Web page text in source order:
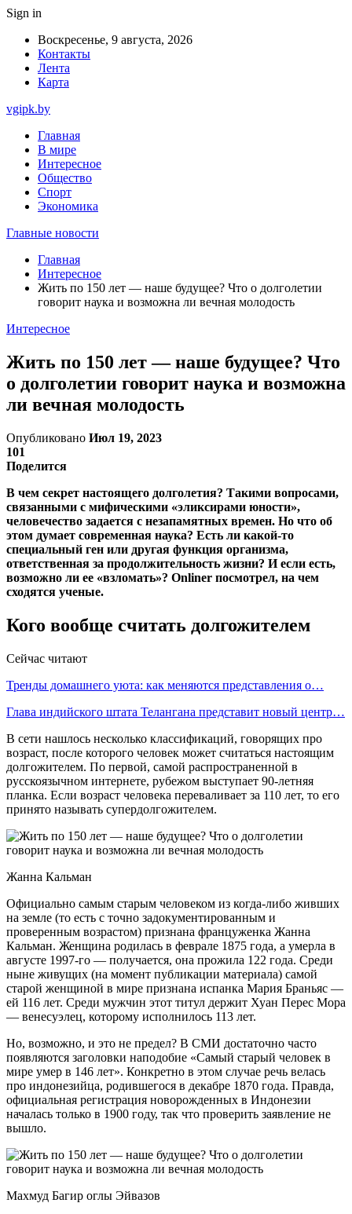
Sign in
Воскресенье, 9 августа, 2026
Контакты
Лента
Карта
vgipk.by
Главная
В мире
Интересное
Общество
Спорт
Экономика
Главные новости
Главная
Интересное
Жить по 150 лет — наше будущее? Что о долголетии
говорит наука и возможна ли вечная молодость
Интересное
Жить по 150 лет — наше будущее? Что
о долголетии говорит наука и возможна
ли вечная молодость
Опубликовано Июл 19, 2023
101
Поделится
В чем секрет настоящего долголетия? Такими вопросами,
связанными с мифическими «эликсирами юности»,
человечество задается с незапамятных времен. Но что об
этом думает современная наука? Есть ли какой-то
специальный ген или другая функция организма,
ответственная за продолжительность жизни? И если есть,
возможно ли ее «взломать»? Onliner посмотрел, на чем
сходятся ученые.
Кого вообще считать долгожителем
Сейчас читают
Тренды домашнего уюта: как меняются представления о…
Глава индийского штата Телангана представит новый центр…
В сети нашлось несколько классификаций, говорящих про
возраст, после которого человек может считаться настоящим
долгожителем. По первой, самой распространенной в
русскоязычном интернете, рубежом выступает 90-летняя
планка. Если возраст человека переваливает за 110 лет, то его
принято называть супердолгожителем.
Жанна Кальман
Официально самым старым человеком из когда-либо живших
на земле (то есть с точно задокументированным и
проверенным возрастом) признана француженка Жанна
Кальман. Женщина родилась в феврале 1875 года, а умерла в
августе 1997-го — получается, она прожила 122 года. Среди
ныне живущих (на момент публикации материала) самой
старой женщиной в мире признана испанка Мария Браньяс —
ей 116 лет. Среди мужчин этот титул держит Хуан Перес Мора
— венесуэлец, которому исполнилось 113 лет.
Но, возможно, и это не предел? В СМИ достаточно часто
появляются заголовки наподобие «Самый старый человек в
мире умер в 146 лет». Конкретно в этом случае речь велась
про индонезийца, родившегося в декабре 1870 года. Правда,
официальная регистрация новорожденных в Индонезии
началась только в 1900 году, так что проверить заявление не
вышло.
Махмуд Багир оглы Эйвазов